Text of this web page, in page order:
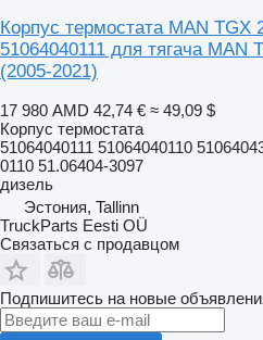
Корпус термостата MAN TGX
51064040111 для тягача MAN
(2005-2021)
17 980 AMD 42,74 € ≈ 49,09 $
Корпус термостата
51064040111 51064040110
0110 51.06404-3097
дизель
Эстония, Tallinn
TruckParts Eesti OÜ
Связаться с продавцом
Подпишитесь на новые